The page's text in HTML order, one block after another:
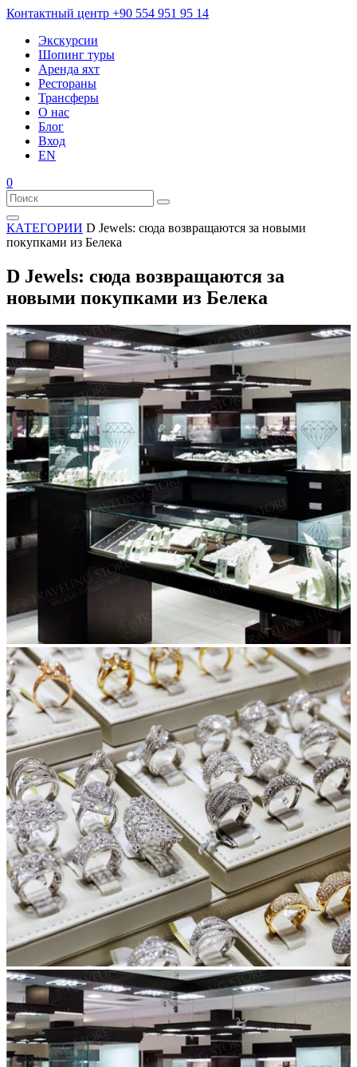
Контактный центр +90 554 951 95 14
Экскурсии
Шопинг туры
Аренда яхт
Рестораны
Трансферы
О нас
Блог
Вход
EN
0
КАТЕГОРИИ D Jewels: сюда возвращаются за новыми
покупками из Белека
D Jewels: сюда возвращаются за
новыми покупками из Белека